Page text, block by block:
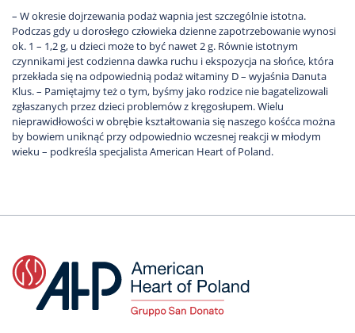
– W okresie dojrzewania podaż wapnia jest szczególnie istotna.
Podczas gdy u dorosłego człowieka dzienne zapotrzebowanie wynosi
ok. 1 – 1,2 g, u dzieci może to być nawet 2 g. Równie istotnym
czynnikami jest codzienna dawka ruchu i ekspozycja na słońce, która
przekłada się na odpowiednią podaż witaminy D – wyjaśnia Danuta
Klus. – Pamiętajmy też o tym, byśmy jako rodzice nie bagatelizowali
zgłaszanych przez dzieci problemów z kręgosłupem. Wielu
nieprawidłowości w obrębie kształtowania się naszego kośćca można
by bowiem uniknąć przy odpowiednio wczesnej reakcji w młodym
wieku – podkreśla specjalista American Heart of Poland.